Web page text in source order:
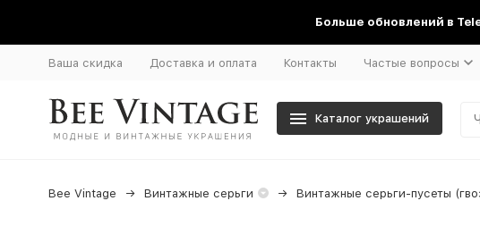
Больше обновлений в
Ваша скидка Доставка и оплата Контакты Частые вопросы
Каталог украшений
Bee Vintage Винтажные серьги Винтажные серьги-пусеты